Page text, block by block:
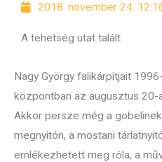
2018. november 24.
A tehetség utat talált
Nagy György falikárpitjait
központban az augusztus 20-
Akkor persze még a
megnyitón, a mostani
emlékezhetett meg róla, a